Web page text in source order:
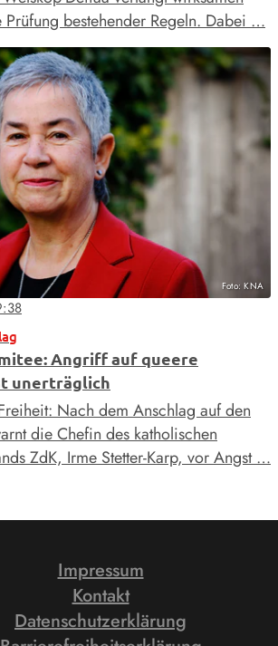
Prüfung bestehender Regeln. Dabei …
Foto: KNA
Angriff auf queere
unerträglich
Nach dem Anschlag auf den
die Chefin des katholischen
ZdK, Irme Stetter-Karp, vor Angst …
Impressum
Kontakt
Datenschutzerklärung